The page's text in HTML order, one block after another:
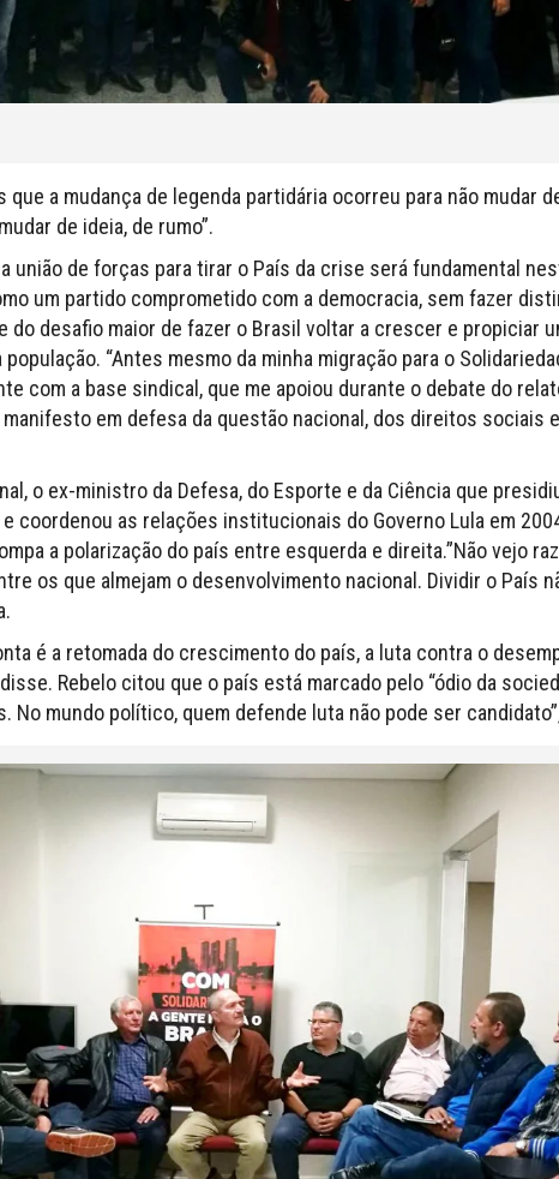
a mudança de legenda partidária ocorreu para não mudar
de ideia, de rumo”.
união de forças para tirar o País da crise será fundamental
um partido comprometido com a democracia, sem fazer
do desafio maior de fazer o Brasil voltar a crescer e propiciar
“Antes mesmo da minha migração para o
com a base sindical, que me apoiou durante o debate do
em defesa da questão nacional, dos direitos sociais
o ex-ministro da Defesa, do Esporte e da Ciência que
coordenou as relações institucionais do Governo Lula em
a polarização do país entre esquerda e direita.”Não vejo
os que almejam o desenvolvimento nacional. Dividir o País
é a retomada do crescimento do país, a luta contra o
Rebelo citou que o país está marcado pelo “ódio da
No mundo político, quem defende luta não pode ser